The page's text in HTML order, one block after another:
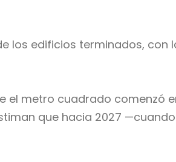
los edificios terminados, con
metro cuadrado comenzó
que hacia 2027